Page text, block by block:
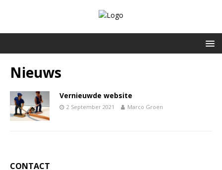
Nieuws
Vernieuwde website
2 September 2021 Marco Groen
CONTACT